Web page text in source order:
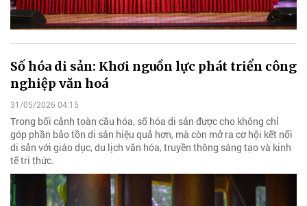
Số hóa di sản: Khơi nguồn lực phát triển công
nghiệp văn hoá
31/05/2026 04:15
Trong bối cảnh toàn cầu hóa, số hóa di sản được cho không chỉ
góp phần bảo tồn di sản hiệu quả hơn, mà còn mở ra cơ hội kết nối
di sản với giáo dục, du lịch văn hóa, truyền thông sáng tạo và kinh
tế tri thức.